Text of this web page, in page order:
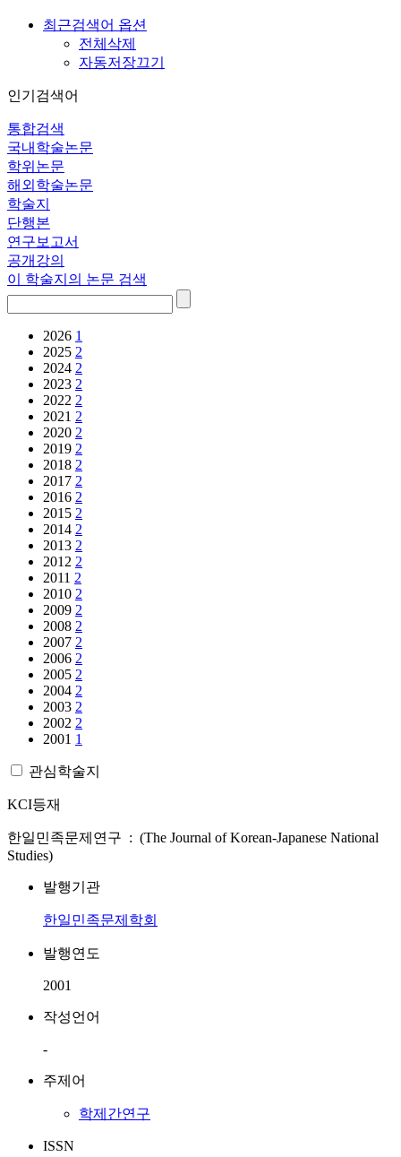
최근검색어 옵션
전체삭제
자동저장끄기
인기검색어
통합검색
국내학술논문
학위논문
해외학술논문
학술지
단행본
연구보고서
공개강의
이 학술지의 논문 검색
2026 1
2025 2
2024 2
2023 2
2022 2
2021 2
2020 2
2019 2
2018 2
2017 2
2016 2
2015 2
2014 2
2013 2
2012 2
2011 2
2010 2
2009 2
2008 2
2007 2
2006 2
2005 2
2004 2
2003 2
2002 2
2001 1
관심학술지
KCI등재
한일민족문제연구 : (The Journal of Korean-Japanese National
Studies)
발행기관
한일민족문제학회
발행연도
2001
작성언어
-
주제어
학제간연구
ISSN